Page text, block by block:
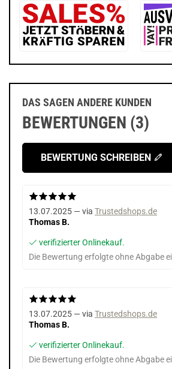
DAS SAGEN ANDERE KUNDEN
BEWERTUNGEN (3)
BEWERTUNG SCHREIBEN
13.07.2025 — via Trustedshops.de
Thomas B.
verifizierter Onlinekauf.
Die Bewertung erfolgte ohne Abgabe
13.07.2025 — via Trustedshops.de
Thomas B.
verifizierter Onlinekauf.
Die Bewertung erfolgte ohne Abgabe